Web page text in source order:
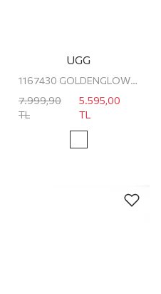
UGG
1167430 GOLDENGLOW SLIDE UGG KADIN PLATFORM TERLİK
7.999,90
TL
5.595,00
TL